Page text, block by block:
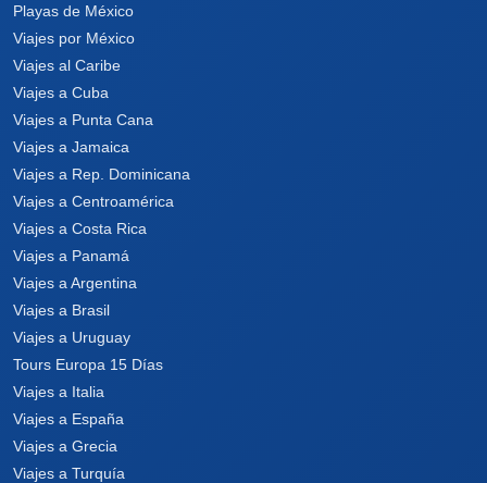
Playas de México
Viajes por México
Viajes al Caribe
Viajes a Cuba
Viajes a Punta Cana
Viajes a Jamaica
Viajes a Rep. Dominicana
Viajes a Centroamérica
Viajes a Costa Rica
Viajes a Panamá
Viajes a Argentina
Viajes a Brasil
Viajes a Uruguay
Tours Europa 15 Días
Viajes a Italia
Viajes a España
Viajes a Grecia
Viajes a Turquía